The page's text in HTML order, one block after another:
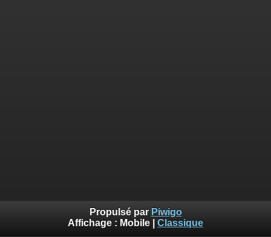
Propulsé par Piwigo
Affichage : Mobile Classique